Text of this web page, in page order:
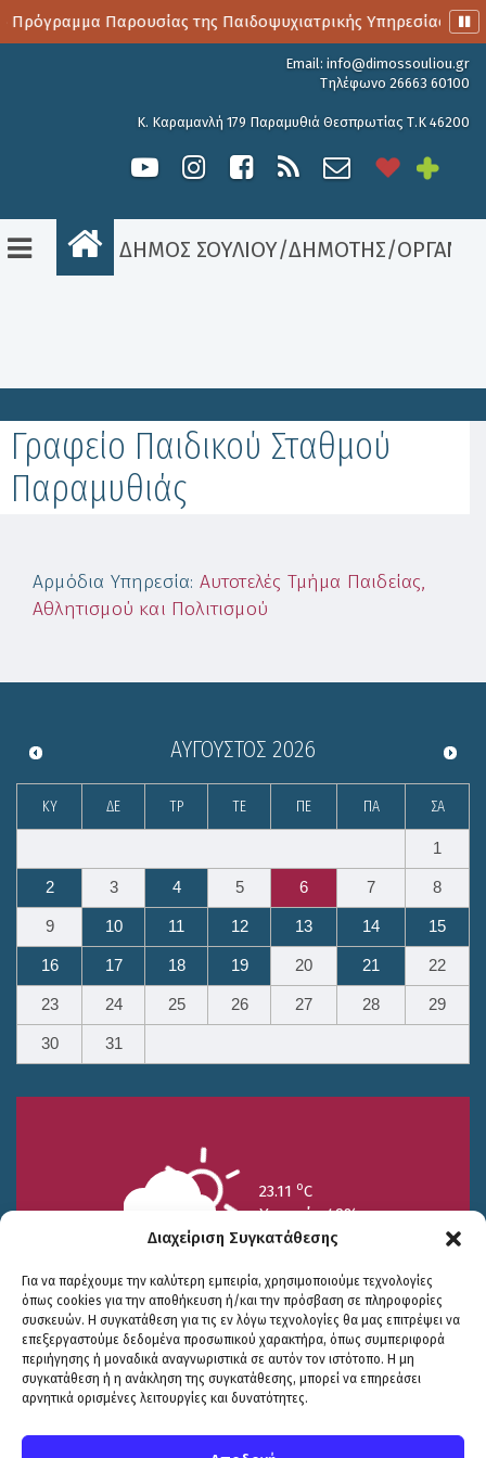
Διαχείριση Συγκατάθεσης
Για να παρέχουμε την καλύτερη εμπειρία, χρησιμοποιούμε τεχνολογίες
όπως cookies για την αποθήκευση ή/και την πρόσβαση σε πληροφορίες
συσκευών. Η συγκατάθεση για τις εν λόγω τεχνολογίες θα μας επιτρέψει να
επεξεργαστούμε δεδομένα προσωπικού χαρακτήρα, όπως συμπεριφορά
περιήγησης ή μοναδικά αναγνωριστικά σε αυτόν τον ιστότοπο. Η μη
συγκατάθεση ή η ανάκληση της συγκατάθεσης, μπορεί να επηρεάσει
αρνητικά ορισμένες λειτουργίες και δυνατότητες.
Πρόγραμμα Παρουσίας της Παιδοψυχιατρικής Υπηρεσίας
Email: info@dimossouliou.gr
Τηλέφωνο 26663 60100
Κ. Καραμανλή 179 Παραμυθιά Θεσπρωτίας Τ.Κ 46200
ΔΗΜΟΣ ΣΟΥΛΙΟΥ/ΔΗΜΟΤΗΣ/
Γραφείο Παιδικού Σταθμού
Παραμυθιάς
Αρμόδια Υπηρεσία: Αυτοτελές Τμήμα Παιδείας,
Αθλητισμού και Πολιτισμού
ΑΎΓΟΥΣΤΟΣ 2026
ΚΥ ΔΕ ΤΡ ΤΕ ΠΕ ΠΑ ΣΑ
1
2 3 4 5 6 7 8
9 10 11 12 13 14 15
16 17 18 19 20 21 22
23 24 25 26 27 28 29
30 31
23.11 oC
Υγρασία 49%
25/7
15.73 oC
26/7
17.99oC
27/7
20.94oC
© COPYRIGHT ΔΗΜΟΣ ΣΟΥΛΙΟΥ 2026